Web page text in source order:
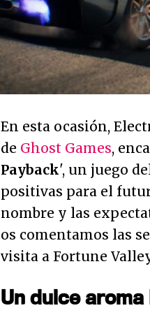
En esta ocasión,
de Ghost Games,
Payback', un juego
positivas para el
nombre y las
os comentamos las
visita a Fortune
Un dulce